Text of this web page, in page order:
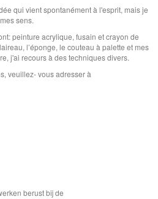
qui vient spontanément à l'esprit, mais je
sens.
peinture acrylique, fusain et crayon de
l’éponge, le couteau à palette et mes
j'ai recours à des techniques divers.
veuillez- vous adresser à
berust bij de